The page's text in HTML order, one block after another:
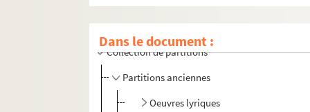
Dans le document :
Collection de partitions
Partitions anciennes
Oeuvres lyriques